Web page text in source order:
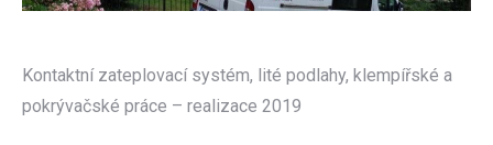
Kontaktní zateplovací systém, lité podlahy, klempířské a
pokrývačské práce – realizace 2019